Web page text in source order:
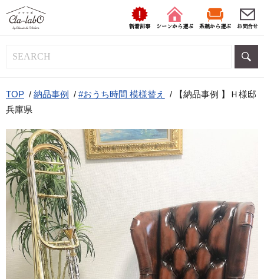
新着記事 シーンから選ぶ 系統から選ぶ お問合せ
TOP / 納品事例 / #おうち時間 模様替え /
【納品事例 】Ｈ様邸
兵庫県